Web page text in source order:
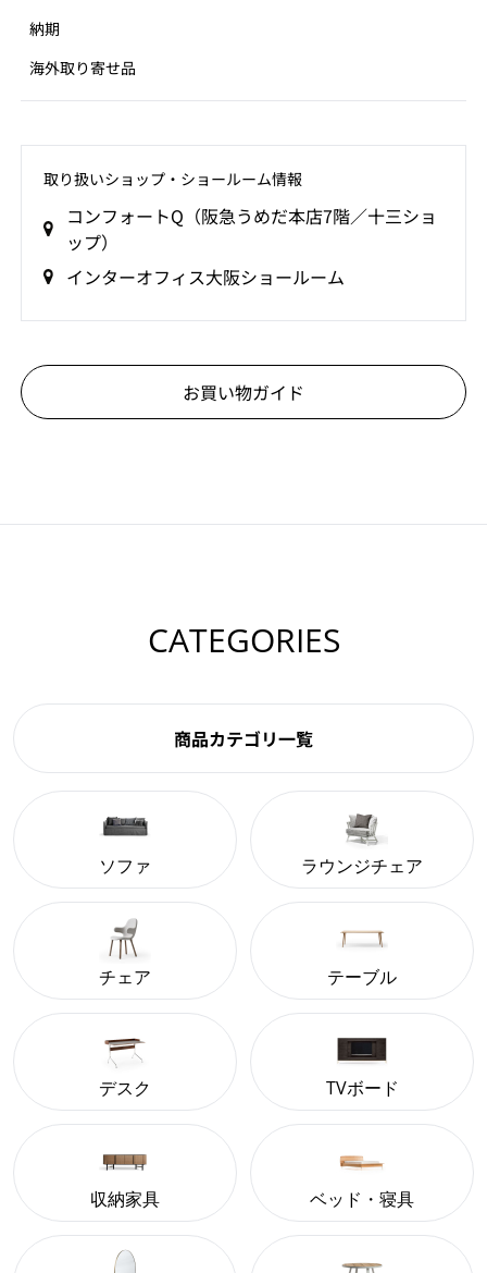
納期
海外取り寄せ品
取り扱いショップ‧ショールーム情報
コンフォートQ（阪急うめだ本店7階／十三ショ
ップ）
インターオフィス大阪ショールーム
お買い物ガイド
CATEGORIES
商品カテゴリ一覧
ソファ ラウンジチェア
チェア テーブル
デスク TVボード
収納家具 ベッド・寝具